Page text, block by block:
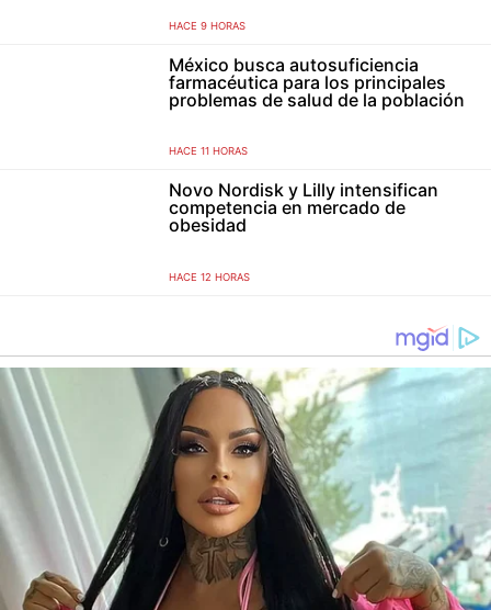
HACE 9 HORAS
México busca autosuficiencia
farmacéutica para los principales
problemas de salud de la población
HACE 11 HORAS
Novo Nordisk y Lilly intensifican
competencia en mercado de
obesidad
HACE 12 HORAS